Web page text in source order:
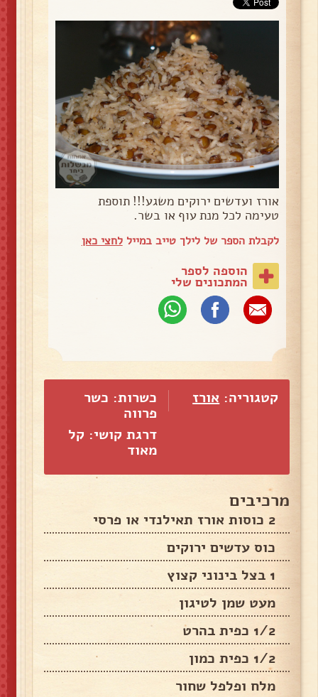
אורז ועדשים ירוקים משגע!!! תוספת
טעימה לכל מנת עוף או בשר.
לקבלת הספר של לילך טייב במייללחצי כאן
הוספה לספר
המתכונים שלי
קטגוריה: אורז
כשרות: כשר
פרווה
דרגת קושי: קל
מאוד
מרכיבים
2 כוסות אורז תאילנדי או פרסי
כוס עדשים ירוקים
1 בצל בינוני קצוץ
מעט שמן לטיגון
1/2 כפית בהרט
1/2 כפית כמון
מלח ופלפל שחור